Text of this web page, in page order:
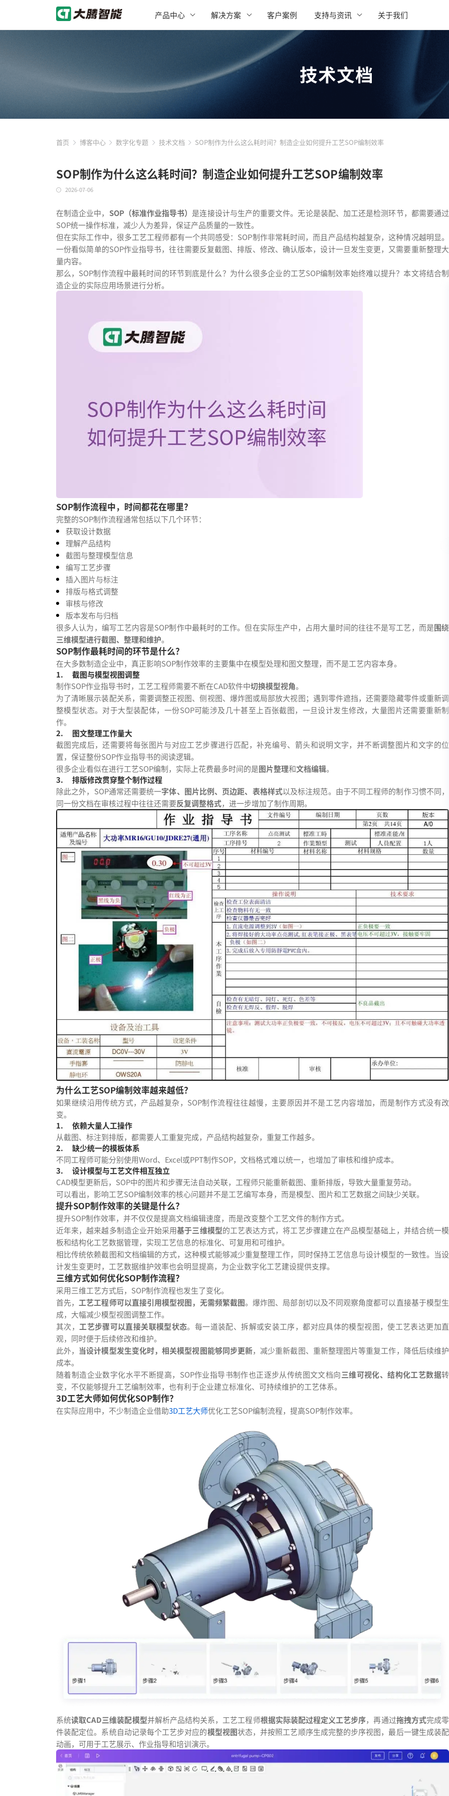
产品中心 解决方案 客户案例 支持与资讯 关于我们
技术文档
首页 博客中心 数字化专题 技术文档 SOP制作为什么这么耗时间？制造企业如何提升工艺SOP编制效率
SOP制作为什么这么耗时间？制造企业如何提升工艺SOP编制效率
2026-07-06
在制造企业中， SOP（标准作业指导书） 是连接设计与生产的重要文件。无论是装配、加工还是检测环节，都需要通过
SOP统一操作标准，减少人为差异，保证产品质量的一致性。
但在实际工作中，很多工艺工程师都有一个共同感受：SOP制作非常耗时间，而且产品结构越复杂，这种情况越明显。
一份看似简单的SOP作业指导书，往往需要反复截图、排版、修改、确认版本，设计一旦发生变更，又需要重新整理大
量内容。
那么，SOP制作流程中最耗时间的环节到底是什么？为什么很多企业的工艺SOP编制效率始终难以提升？本文将结合制
造企业的实际应用场景进行分析。
SOP制作流程中，时间都花在哪里？
完整的SOP制作流程通常包括以下几个环节：
获取设计数据
理解产品结构
截图与整理模型信息
编写工艺步骤
插入图片与标注
排版与格式调整
审核与修改
版本发布与归档
很多人认为，编写工艺内容是SOP制作中最耗时的工作。但在实际生产中，占用大量时间的往往不是写工艺，而是围绕
三维模型进行截图、整理和维护。
SOP制作最耗时间的环节是什么？
在大多数制造企业中，真正影响SOP制作效率的主要集中在模型处理和图文整理，而不是工艺内容本身。
1. 截图与模型视图调整
制作SOP作业指导书时，工艺工程师需要不断在CAD软件中切换模型视角。
为了清晰展示装配关系，需要调整正视图、侧视图、爆炸图或局部放大视图；遇到零件遮挡，还需要隐藏零件或重新调
整模型状态。对于大型装配体，一份SOP可能涉及几十甚至上百张截图，一旦设计发生修改，大量图片还需要重新制
作。
2. 图文整理工作量大
截图完成后，还需要将每张图片与对应工艺步骤进行匹配，补充编号、箭头和说明文字，并不断调整图片和文字的位
置，保证整份SOP作业指导书的阅读逻辑。
很多企业看似在进行工艺SOP编制，实际上花费最多时间的是图片整理和文档编辑。
3. 排版修改贯穿整个制作过程
除此之外，SOP通常还需要统一字体、图片比例、页边距、表格样式以及标注规范。由于不同工程师的制作习惯不同，
同一份文档在审核过程中往往还需要反复调整格式，进一步增加了制作周期。
为什么工艺SOP编制效率越来越低？
如果继续沿用传统方式，产品越复杂，SOP制作流程往往越慢，主要原因并不是工艺内容增加，而是制作方式没有改
变。
1. 依赖大量人工操作
从截图、标注到排版，都需要人工重复完成，产品结构越复杂，重复工作越多。
2. 缺少统一的模板体系
不同工程师可能分别使用Word、Excel或PPT制作SOP，文档格式难以统一，也增加了审核和维护成本。
3. 设计模型与工艺文件相互独立
CAD模型更新后，SOP中的图片和步骤无法自动关联，工程师只能重新截图、重新排版，导致大量重复劳动。
可以看出，影响工艺SOP编制效率的核心问题并不是工艺编写本身，而是模型、图片和工艺数据之间缺少关联。
提升SOP制作效率的关键是什么？
提升SOP制作效率，并不仅仅是提高文档编辑速度，而是改变整个工艺文件的制作方式。
近年来，越来越多制造企业开始采用基于三维模型的工艺表达方式，将工艺步骤建立在产品模型基础上，并结合统一模
板和结构化工艺数据管理，实现工艺信息的标准化、可复用和可维护。
相比传统依赖截图和文档编辑的方式，这种模式能够减少重复整理工作，同时保持工艺信息与设计模型的一致性。当设
计发生变更时，工艺数据维护效率也会明显提高，为企业数字化工艺建设提供支撑。
三维方式如何优化SOP制作流程？
采用三维工艺方式后，SOP制作流程也发生了变化。
首先， 工艺工程师可以直接引用模型视图，无需频繁截图。爆炸图、局部剖切以及不同观察角度都可以直接基于模型生
成，大幅减少模型视图调整工作。
其次， 工艺步骤可以直接关联模型状态。每一道装配、拆解或安装工序，都对应具体的模型视图，使工艺表达更加直
观，同时便于后续修改和维护。
此外， 当设计模型发生变化时，相关模型视图能够同步更新，减少重新截图、重新整理图片等重复工作，降低后续维护
成本。
随着制造企业数字化水平不断提高，SOP作业指导书制作也正逐步从传统图文文档向三维可视化、结构化工艺数据转
变，不仅能够提升工艺编制效率，也有利于企业建立标准化、可持续维护的工艺体系。
3D工艺大师如何优化SOP制作？
在实际应用中，不少制造企业借助3D工艺大师优化工艺SOP编制流程，提高SOP制作效率。
系统读取CAD三维装配模型并解析产品结构关系，工艺工程师根据实际装配过程定义工艺步序，再通过拖拽方式完成零
件装配定位。系统自动记录每个工艺步对应的模型视图状态，并按照工艺顺序生成完整的步序视图，最后一键生成装配
动画，可用于工艺展示、作业指导和培训演示。